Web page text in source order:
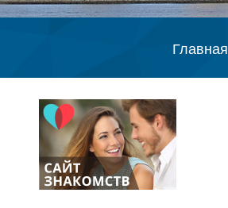
Главная